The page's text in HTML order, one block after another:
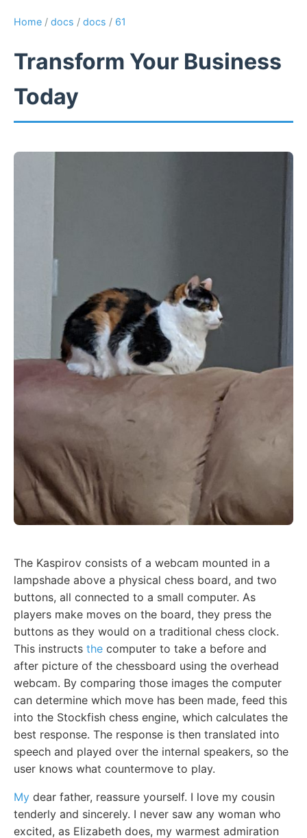
Home / docs / docs / 61
Transform Your Business
Today
The Kaspirov consists of a webcam mounted in a
lampshade above a physical chess board, and two
buttons, all connected to a small computer. As
players make moves on the board, they press the
buttons as they would on a traditional chess clock.
This instructs the computer to take a before and
after picture of the chessboard using the overhead
webcam. By comparing those images the computer
can determine which move has been made, feed this
into the Stockfish chess engine, which calculates the
best response. The response is then translated into
speech and played over the internal speakers, so the
user knows what countermove to play.
My dear father, reassure yourself. I love my cousin
tenderly and sincerely. I never saw any woman who
excited, as Elizabeth does, my warmest admiration